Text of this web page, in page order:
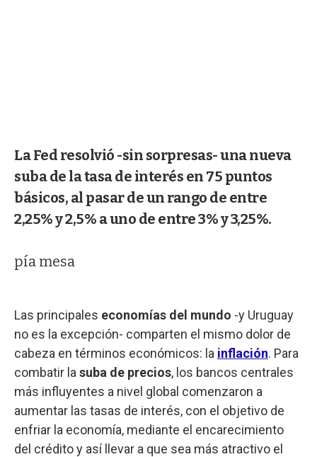
La Fed resolvió -sin sorpresas- una nueva
suba de la tasa de interés en 75 puntos
básicos, al pasar de un rango de entre
2,25% y 2,5% a uno de entre 3% y 3,25%.
pía mesa
Las principales economías del mundo -y Uruguay
no es la excepción- comparten el mismo dolor de
cabeza en términos económicos: la inflación. Para
combatir la suba de precios, los bancos centrales
más influyentes a nivel global comenzaron a
aumentar las tasas de interés, con el objetivo de
enfriar la economía, mediante el encarecimiento
del crédito y así llevar a que sea más atractivo el